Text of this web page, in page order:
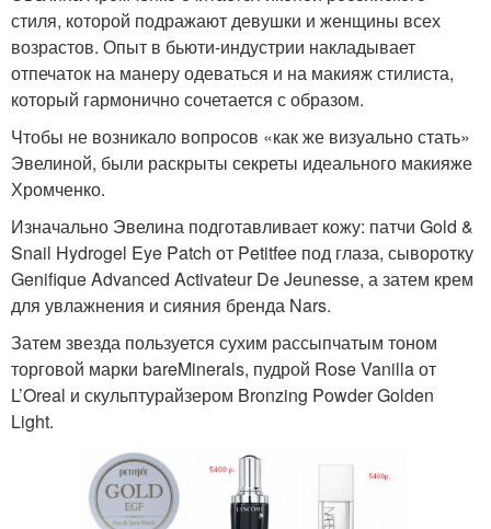
стиля, которой подражают девушки и женщины всех
возрастов. Опыт в бьюти-индустрии накладывает
отпечаток на манеру одеваться и на макияж стилиста,
который гармонично сочетается с образом.
Чтобы не возникало вопросов «как же визуально стать»
Эвелиной, были раскрыты секреты идеального макияже
Хромченко.
Изначально Эвелина подготавливает кожу: патчи Gold &
Snail Hydrogel Eye Patch от Petitfee под глаза, сыворотку
Genifique Advanced Activateur De Jeunesse, а затем крем
для увлажнения и сияния бренда Nars.
Затем звезда пользуется сухим рассыпчатым тоном
торговой марки bareMinerals, пудрой Rose Vanilla от
L’Oreal и скульптурайзером Bronzing Powder Golden
Light.